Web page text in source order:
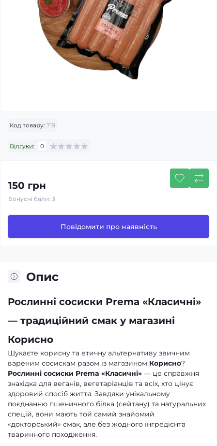
Код товару: 719
Відгуки: 0
150 грн
Бонусні бали: 3
Повідомити про наявність
Опис
Рослинні сосиски Prema «Класичні»
— традиційний смак у магазині
Корисно
Шукаєте корисну та етичну альтернативу звичним
вареним сосискам разом із магазином Корисно?
Рослинні сосиски Prema «Класичні» — це справжня
знахідка для веганів, вегетаріанців та всіх, хто цінує
здоровий спосіб життя. Завдяки унікальному
поєднанню пшеничного білка (сейтану) та натуральних
спецій, вони мають той самий знайомий
«докторський» смак, але без жодного інгредієнта
тваринного походження.